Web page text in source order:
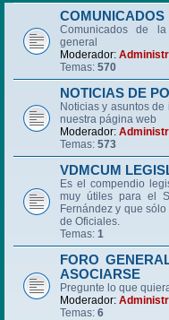
COMUNICADOS
Comunicados de
general
Moderador:
Temas: 570
NOTICIAS DE
Noticias y asuntos
nuestra página web
Moderador:
Temas: 573
VDMCUM
Es el compendio
muy útiles para el
Fernández y que
de Oficiales.
Temas: 1
FORO
ASOCIARSE
Pregunte lo que
Moderador:
Temas: 6